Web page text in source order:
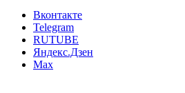
Вконтакте
Telegram
RUTUBE
Яндекс.Дзен
Max